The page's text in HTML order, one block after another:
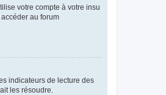
votre compte à votre insu
au forum
indicateurs de lecture des
les résoudre.